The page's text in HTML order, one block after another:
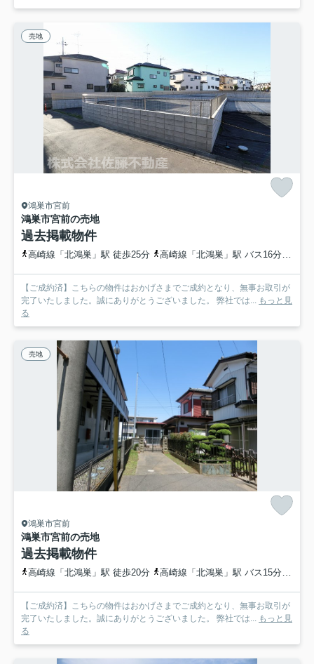
売地
鴻巣市宮前
鴻巣市宮前の売地
過去掲載物件
高崎線「北鴻巣」駅 徒歩25分 高崎線「北鴻巣」駅 バス16分 埼玉県鴻巣市「宮登神社入口」 停歩4分
【ご成約済】こちらの物件はおかげさまでご成約となり、無事お取引が
完了いたしました。誠にありがとうございました。 弊社では... もっと見
る
売地
鴻巣市宮前
鴻巣市宮前の売地
過去掲載物件
高崎線「北鴻巣」駅 徒歩20分 高崎線「北鴻巣」駅 バス15分 埼玉県鴻巣市「箕田小前」 停歩3分
【ご成約済】こちらの物件はおかげさまでご成約となり、無事お取引が
完了いたしました。誠にありがとうございました。 弊社では... もっと見
る